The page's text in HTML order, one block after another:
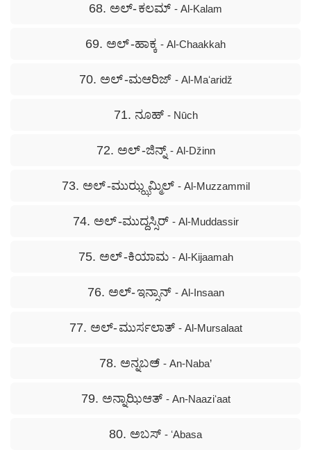
68. ಅಲ್- ಕಲಮ್ - Al-Kalam
69. ಅಲ್ -ಹಾಕ್ಕ - Al-Chaakkah
70. ಅಲ್ -ಮಆರಿಜ್ - Al-Maʻaridž
71. ನೂಹ್ - Nūch
72. ಅಲ್ -ಜಿನ್ನ್ - Al-Džinn
73. ಅಲ್ -ಮುಝ್ಝಮ್ಮಿಲ್ - Al-Muzzammil
74. ಅಲ್ -ಮುದ್ದಸ್ಸಿರ್ - Al-Muddassir
75. ಅಲ್ -ಕಿಯಾಮ - Al-Kijaamah
76. ಅಲ್- ಇನ್ಸಾನ್ - Al-Insaan
77. ಅಲ್- ಮುರ್ಸಲಾತ್ - Al-Mursalaat
78. ಅನ್ನಬಅ್ - An-Naba’
79. ಅನ್ನಾಝಿಆತ್ - An-Naaziʻaat
80. ಅಬಸ್ - ʻAbasa